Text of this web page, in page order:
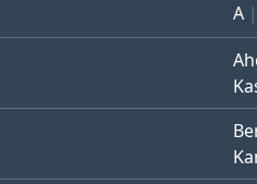
A